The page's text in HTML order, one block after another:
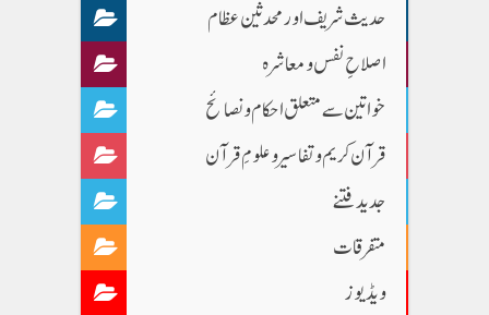
حدیث شریف اور محدثین عظام
اصلاحِ نفس و معاشرہ
خواتین سے متعلق احکام و نصائح
قرآن کریم و تفاسیر و علومِ قرآن
جدید فتنے
متفرقات
ویڈیوز